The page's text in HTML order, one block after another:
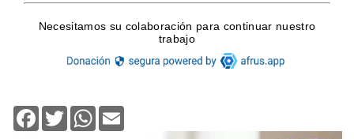
Facebook
TwitterWhatsApp